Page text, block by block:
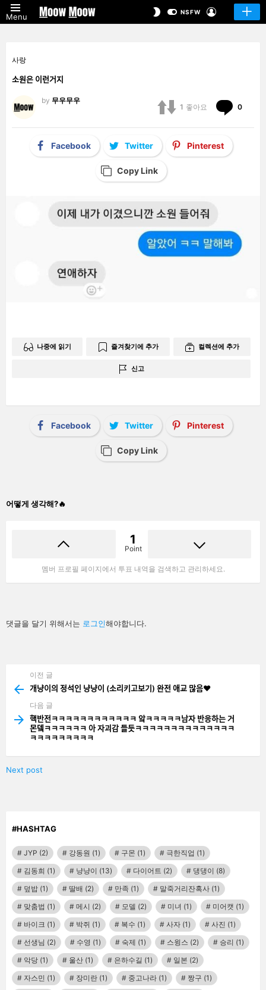
Menu
SWITCHNSFW
사랑
소원은 이런거지
by 무우무우
1 좋아요 0
Facebook Twitter Pinterest
Copy Link
나중에 읽기 즐겨찾기에 추가 컬렉션에 추가
신고
Facebook Twitter Pinterest
Copy Link
어떻게 생각해?🔥
1
Point
멤버 프로필 페이지에서 투표 내역을 검색하고 관리하세요.
답
글
댓글을 달기 위해서는 로그인해야합니다.
more
이전 글
개냥이의 정석인 냥냥이 (소리키고보기) 완전 애교 많음❤️
다음 글
핵반전ㅋㅋㅋㅋㅋㅋㅋㅋㅋㅋㅋㅋ 앜ㅋㅋㅋㅋㅋ남자 반응하는 거
몬뎈ㅋㅋㅋㅋㅋㅋ 아 자괴감 들듯ㅋㅋㅋㅋㅋㅋㅋㅋㅋㅋㅋㅋㅋㅋ
ㅋㅋㅋㅋㅋㅋㅋㅋㅋ
Next post
#HASHTAG
JYP (2) 강동원 (1) 구몬 (1) 극한직업 (1)
김동희 (1) 냥냥이 (13) 다이어트 (2) 댕댕이 (8)
덮밥 (1) 딸배 (2) 만족 (1) 말죽거리잔혹사 (1)
맞춤법 (1) 메시 (2) 모델 (2) 미녀 (1) 미어캣 (1)
바이크 (1) 박쥐 (1) 복수 (1) 사자 (1) 사진 (1)
선생님 (2) 수영 (1) 숙제 (1) 스윙스 (2) 승리 (1)
악당 (1) 울산 (1) 은하수길 (1) 일본 (2)
자스민 (1) 장미란 (1) 중고나라 (1) 짱구 (1)